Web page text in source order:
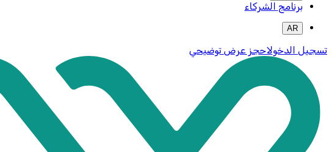
برنامج الشركاء
AR
تسجيل الدخولاحجز عرض توضيحي